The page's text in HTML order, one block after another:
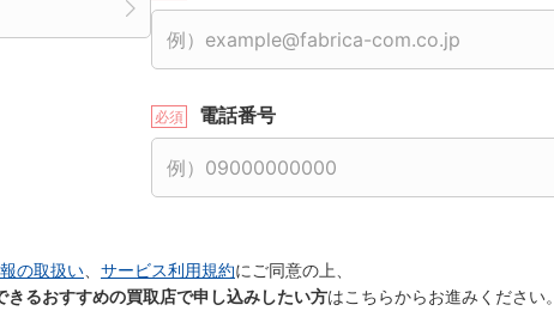
電話番号
の取扱い サービス利用規約にご同意の上、
るおすすめの買取店で申し込みしたい方はこちらからお進みください。